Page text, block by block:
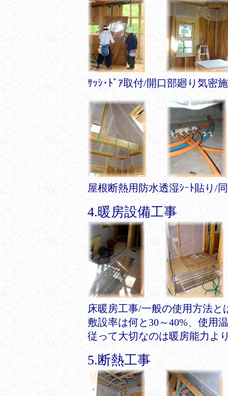
ｻｯｼ･ﾄﾞｱ取付/開口部廻り気密
屋根断熱用防水透湿ｼｰﾄ貼り/
4.暖房設備工事
床暖房工事/一般の使用方法
敷設率は何と30～40%、使用
従って大切なのは暖房能力よ
5.断熱工事